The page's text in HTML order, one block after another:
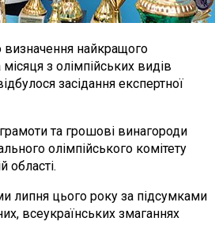
найкращого
з олімпійських видів
засідання експертної
та грошові винагороди
олімпійського комітету
області.
липня цього року за підсумками
всеукраїнських змаганнях